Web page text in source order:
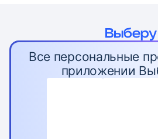
Все персональные
приложении